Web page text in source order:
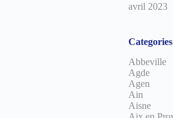
avril 2023
Categories
Abbeville
Agde
Agen
Ain
Aisne